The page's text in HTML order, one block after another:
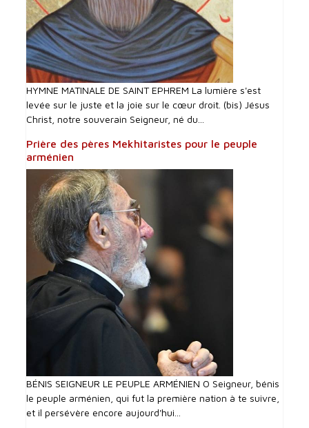
HYMNE MATINALE DE SAINT EPHREM La lumière s'est
levée sur le juste et la joie sur le cœur droit. (bis) Jésus
Christ, notre souverain Seigneur, né du...
Prière des pères Mekhitaristes pour le peuple
arménien
BÉNIS SEIGNEUR LE PEUPLE ARMÉNIEN O Seigneur, bénis
le peuple arménien, qui fut la première nation à te suivre,
et il persévère encore aujourd'hui...